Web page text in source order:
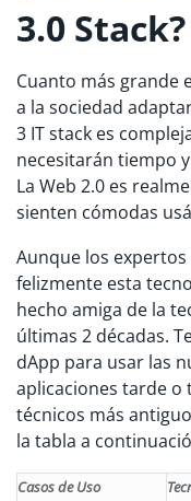
3.0 Stack?
Cuanto más grande
a la sociedad
3 IT stack es
necesitarán tiempo
La Web 2.0 es
sienten cómodas
Aunque los
felizmente esta
hecho amiga de la
últimas 2 décadas.
dApp para usar las
aplicaciones tarde o
técnicos más
la tabla a
Casos de Uso